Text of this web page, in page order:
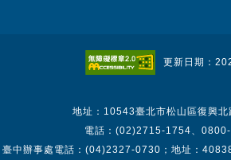
更新日期：
地址：10543臺北市松山區復興
電話：(02)2715-1754、
臺中辦事處電話：(04)2327-0730；地址：